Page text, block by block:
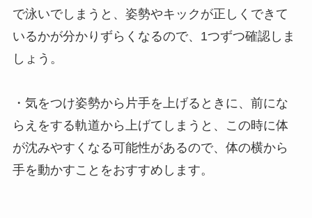
で泳いでしまうと、姿勢やキックが正しくできて
いるかが分かりずらくなるので、1つずつ確認しま
しょう。
・気をつけ姿勢から片手を上げるときに、前にな
らえをする軌道から上げてしまうと、この時に体
が沈みやすくなる可能性があるので、体の横から
手を動かすことをおすすめします。